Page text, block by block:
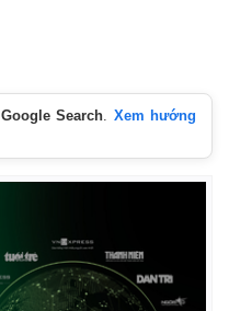
Google Search
Xem hướng